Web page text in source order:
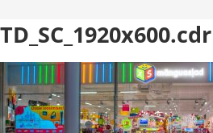
TD_SC_1920x600.cdr